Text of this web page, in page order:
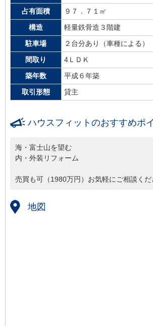
占有面積
９７．７１㎡
構造
軽量鉄骨造３階建
駐車場
２台分あり（車種による）
間取り
4ＬＤＫ
築年数
平成６年築
取引形態
貸主
ハウスフィットのおすすめポ
海・富士山を望む
内・外装リフォーム
売買も可（1980万円）お気軽にご相談くだ
地図